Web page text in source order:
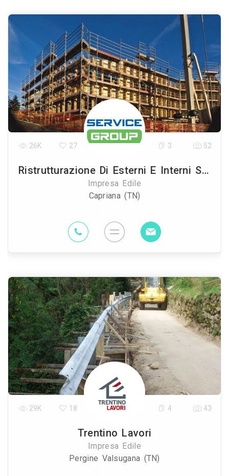
Ristrutturazione Di Esterni E Interni Service Group
Impresa Edile
Capriana (TN)
26K 27 3 52
Trentino Lavori
Impresa Edile
Pergine Valsugana (TN)
29K 18 4 43